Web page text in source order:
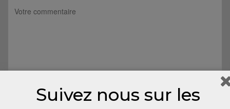
Suivez nous sur les